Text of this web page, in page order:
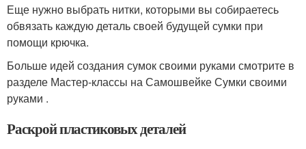
Еще нужно выбрать нитки, которыми вы собираетесь
обвязать каждую деталь своей будущей сумки при
помощи крючка.
Больше идей создания сумок своими руками смотрите в
разделе Мастер-классы на Самошвейке Сумки своими
руками .
Раскрой пластиковых деталей